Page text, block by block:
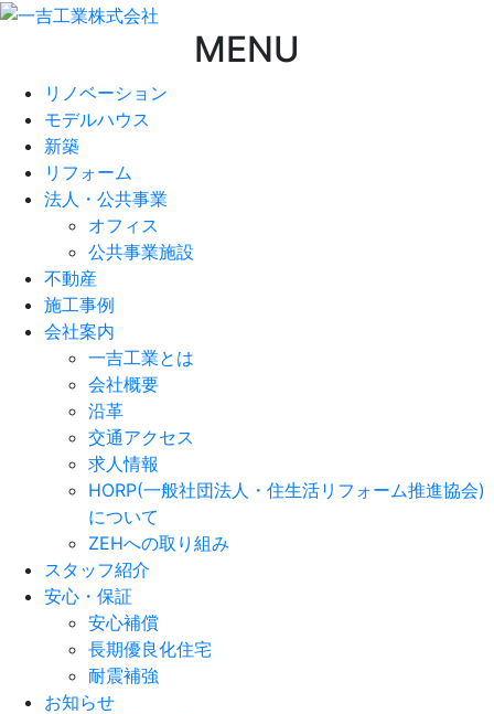
MENU
リノベーション
モデルハウス
新築
リフォーム
法人・公共事業
オフィス
公共事業施設
不動産
施工事例
会社案内
一吉工業とは
会社概要
沿革
交通アクセス
求人情報
HORP(一般社団法人・住生活リフォーム推進協会)
について
ZEHへの取り組み
スタッフ紹介
安心・保証
安心補償
長期優良化住宅
耐震補強
お知らせ